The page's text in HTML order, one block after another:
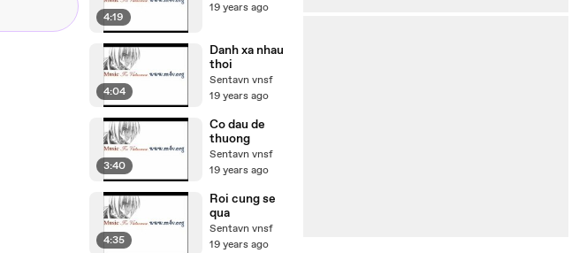
4:19
19 years ago
4:04
Danh xa nhau
thoi
Sentavn vnsf
19 years ago
3:40
Co dau de
thuong
Sentavn vnsf
19 years ago
4:35
Roi cung se
qua
Sentavn vnsf
19 years ago